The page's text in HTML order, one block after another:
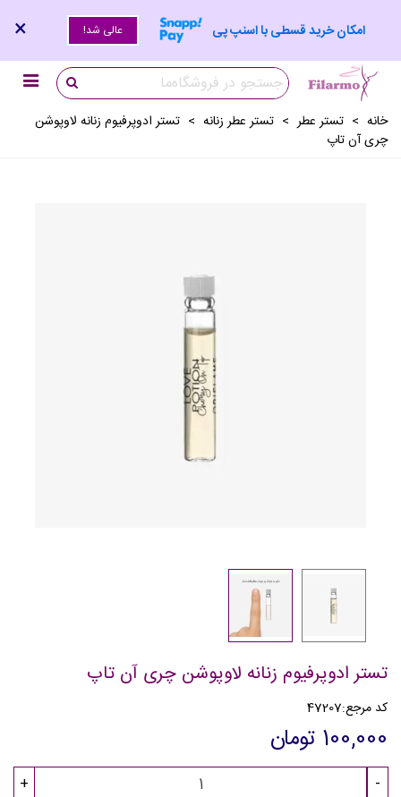
امکان خرید قسطی با اسنپ پی عالی شد! ×
خانه > تستر عطر > تستر عطر زنانه > تستر ادوپرفیوم زنانه لاوپوشن
چری آن تاپ
تستر ادوپرفیوم زنانه لاوپوشن چری آن تاپ
کد مرجع:47207
100,000 تومان
-
+